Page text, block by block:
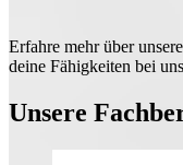
Erfahre mehr über
deine Fähigkeiten bei
Unsere